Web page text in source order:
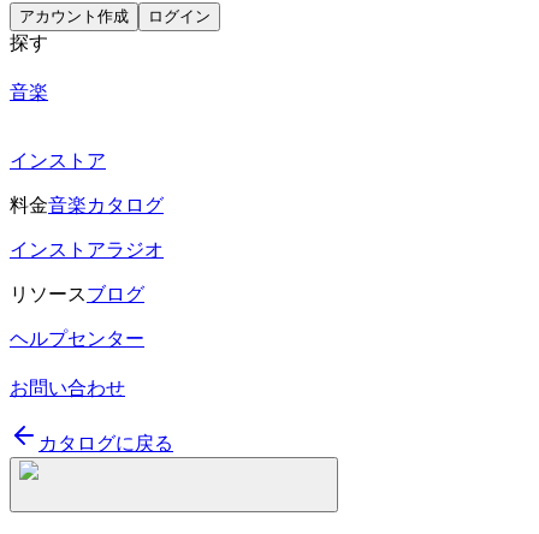
アカウント作成 ログイン
探す
音楽
インストア
料金音楽カタログ
インストアラジオ
リソースブログ
ヘルプセンター
お問い合わせ
カタログに戻る